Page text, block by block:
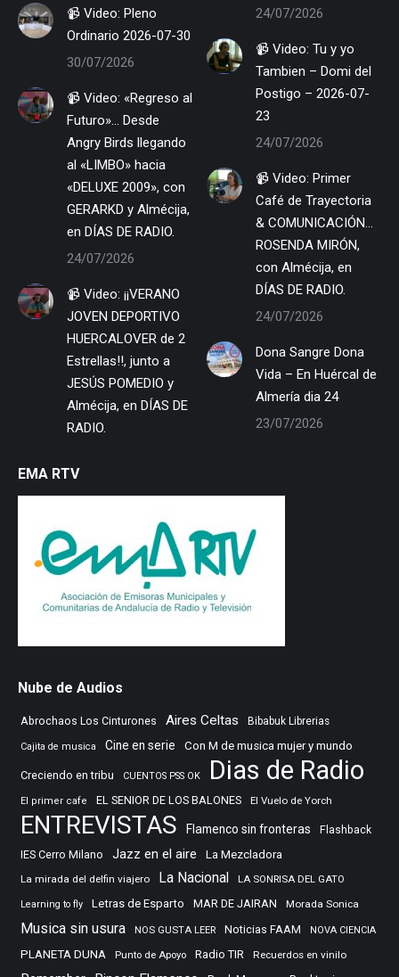
📹 Video: Pleno
Ordinario 2026-07-30
30/07/2026
📹 Video: «Regreso al
Futuro»… Desde
Angry Birds llegando
al «LIMBO» hacia
«DELUXE 2009», con
GERARKD y Almécija,
en DÍAS DE RADIO.
24/07/2026
📹 Video: ¡¡VERANO
JOVEN DEPORTIVO
HUERCALOVER de 2
Estrellas!!, junto a
JESÚS POMEDIO y
Almécija, en DÍAS DE
RADIO.
24/07/2026
📹 Video: Tu y yo
Tambien – Domi del
Postigo – 2026-07-
23
24/07/2026
📹 Video: Primer
Café de Trayectoria
& COMUNICACIÓN…
ROSENDA MIRÓN,
con Almécija, en
DÍAS DE RADIO.
24/07/2026
Dona Sangre Dona
Vida – En Huércal de
Almería dia 24
23/07/2026
EMA RTV
Nube de Audios
Abrochaos Los Cinturones Aires Celtas Bibabuk Librerias
Cajita de musica Cine en serie Con M de musica mujer y mundo
Creciendo en tribu CUENTOS PSS OK Dias de Radio
El primer cafe EL SENIOR DE LOS BALONES El Vuelo de Yorch
ENTREVISTAS Flamenco sin fronteras Flashback
IES Cerro Milano Jazz en el aire La Mezcladora
La mirada del delfin viajero La Nacional LA SONRISA DEL GATO
Learning to fly Letras de Esparto MAR DE JAIRAN Morada Sonica
Musica sin usura NOS GUSTA LEER Noticias FAAM NOVA CIENCIA
PLANETA DUNA Punto de Apoyo Radio TIR Recuerdos en vinilo